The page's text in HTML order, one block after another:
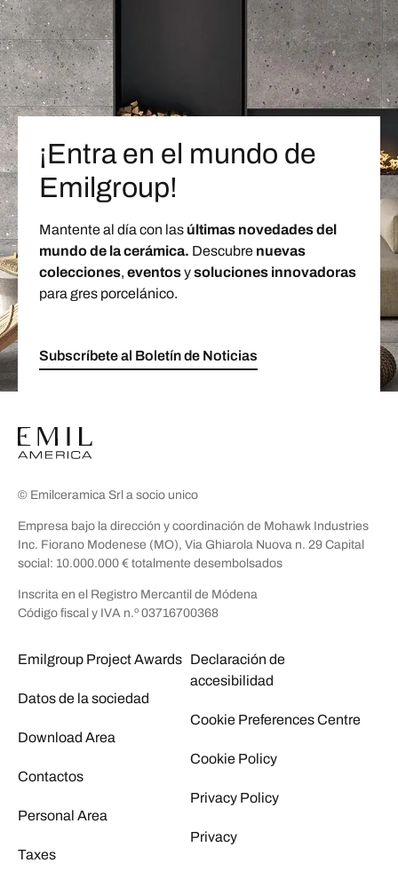
¡Entra en el mundo de
Emilgroup!
Mantente al día con las últimas novedades del
mundo de la cerámica. Descubre nuevas
colecciones, eventosysoluciones innovadoras
para gres porcelánico.
Subscríbete al Boletín de Noticias
© Emilceramica Srl a socio unico
Empresa bajo la dirección y coordinación de Mohawk Industries
Inc. Fiorano Modenese (MO), Via Ghiarola Nuova n. 29 Capital
social: 10.000.000 € totalmente desembolsados
Inscrita en el Registro Mercantil de Módena
Código fiscal y IVA n.º 03716700368
Emilgroup Project Awards
Datos de la sociedad
Download Area
Contactos
Personal Area
Taxes
Declaración de
accesibilidad
Cookie Preferences Centre
Cookie Policy
Privacy Policy
Privacy